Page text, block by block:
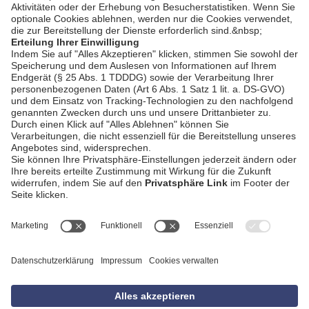
AGB
Datenschutzerklärung
Empfang